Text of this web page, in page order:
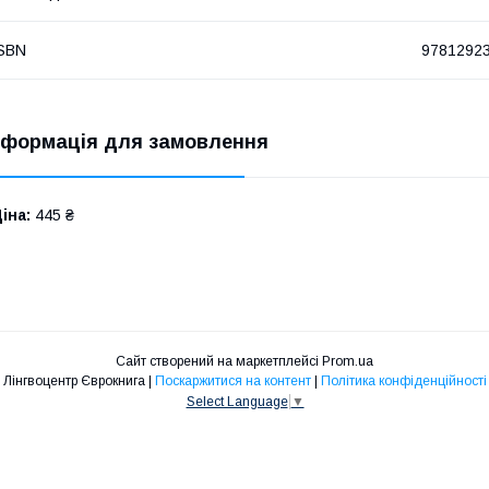
для замовлення
445 ₴
Сайт створений на маркетплейсі Prom.ua
Поскаржитися на контент
Політика конфіденційності
Select Language ▼